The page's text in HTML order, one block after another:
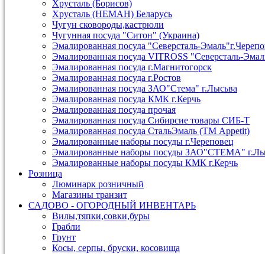
Хрусталь (Борисов)
Хрусталь (НЕМАН) Беларусь
Чугун сковороды,кастрюли
Чугунная посуда "Ситон" (Украина)
Эмалированная посуда "Северсталь-
Эмалированная посуда VITROSS "Северсталь-
Эмалированная посуда г.Магнитогорск
Эмалированная посуда г.Ростов
Эмалированная посуда ЗАО"Стема" г.Лысьва
Эмалированная посуда КМК г.Керчь
Эмалированная посуда прочая
Эмалированная посуда Сибирсие товары СИБ-Т
Эмалированная посуда СтальЭмаль (ТМ Appetit)
Эмалированные наборы посуды г.Череповец
Эмалированные наборы посуды ЗАО"СТЕМА"
Эмалированные наборы посуды КМК г.Керчь
Розница
Люминарк розничный
Магазины транзит
САДОВО - ОГОРОДНЫЙ ИНВЕНТАРЬ
Вилы,тяпки,совки,буры
Грабли
Грунт
Косы, серпы, бруски, косовища